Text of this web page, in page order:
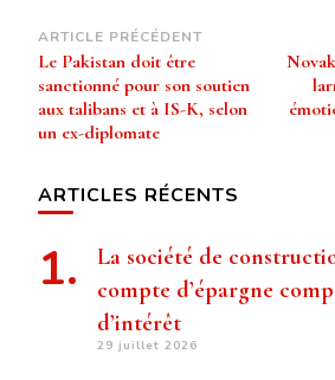
Navigation
d’article
ARTICLE PRÉCÉDENT
Le Pakistan doit être
sanctionné pour son soutien
aux talibans et à IS-K, selon
un ex-diplomate
ARTICLES RÉCENTS
La société de
compte d’épargne
d’intérêt
29 juillet 2026